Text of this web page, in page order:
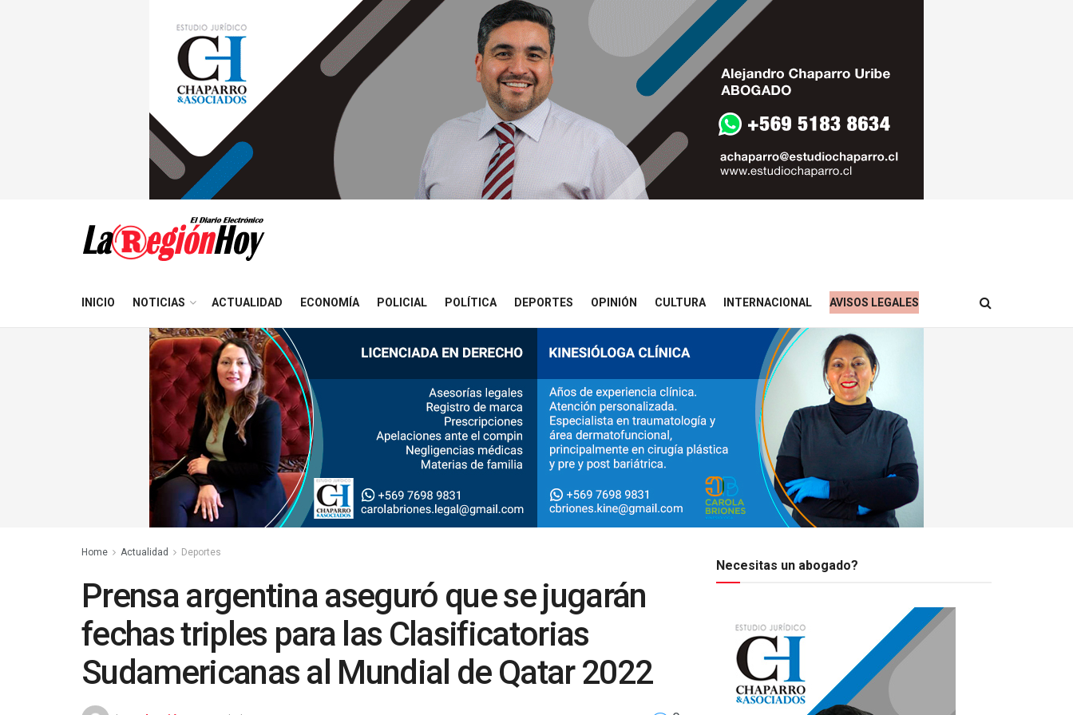
INICIO NOTICIAS ACTUALIDAD ECONOMÍA POLICIAL POLÍTICA DEPORTES OPINIÓN CULTURA INTERNACIONAL AVISOS LEGALES
Home Actualidad Deportes
Prensa argentina aseguró que se jugarán
fechas triples para las Clasificatorias
Sudamericanas al Mundial de Qatar 2022
Necesitas un abogado?